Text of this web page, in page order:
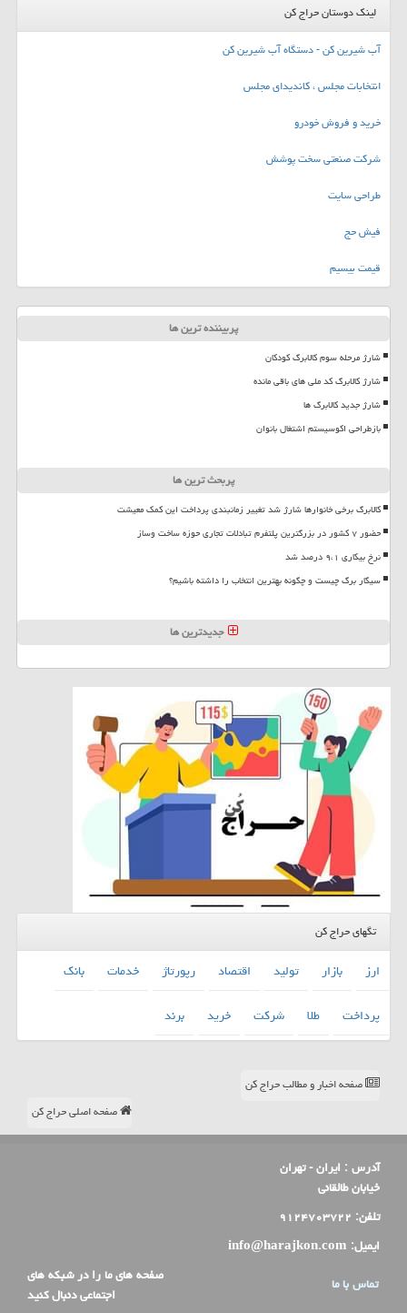
لینک دوستان حراج کن
آب شیرین کن - دستگاه آب شیرین کن
انتخابات مجلس ، کاندیدای مجلس
خرید و فروش خودرو
شرکت صنعتی سخت پوشش
طراحی سایت
فیش حج
قیمت بیسیم
پربیننده ترین ها
شارژ مرحله سوم کالابرگ کودکان
شارژ کالابرگ کد ملی های باقی مانده
شارژ جدید کالابرگ ها
بازطراحی اکوسیستم اشتغال بانوان
پربحث ترین ها
کالابرگ برخی خانوارها شارژ شد تغییر زمانبندی پرداخت این کمک معیشت
حضور ۷ کشور در بزرگترین پلتفرم تبادلات تجاری حوزه ساخت وساز
نرخ بیکاری ۹،۱ درصد شد
سیگار برگ چیست و چگونه بهترین انتخاب را داشته باشیم؟
جدیدترین ها
تگهای حراج کن
ارز بازار تولید اقتصاد رپورتاژ خدمات
بانك
پرداخت
طلا شركت خرید برند
صفحه اخبار و مطالب حراج کن
صفحه اصلی حراج کن
آدرس : ایران - تهران
خیابان طالقانی
تلفن: ۹۱۲۴۷۰۳۷۲۲
ایمیل: info@harajkon.com
تماس با ما
صفحه های ما را در شبکه های
اجتماعی دنبال کنید